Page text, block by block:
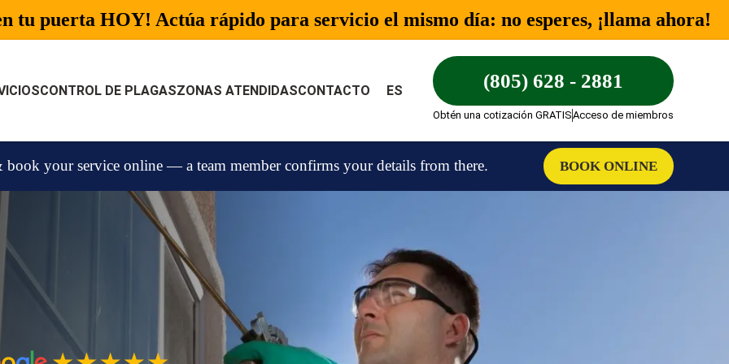
tu puerta HOY! Actúa rápido para servicio el mismo día: no esperes, ¡llama ahora!
CONTROL DE PLAGASZONAS ATENDIDASCONTACTO ES (805) 628 - 2881
Obtén una cotización GRATISAcceso de miembros
book your service online — a team member confirms your details from there. BOOK ONLINE